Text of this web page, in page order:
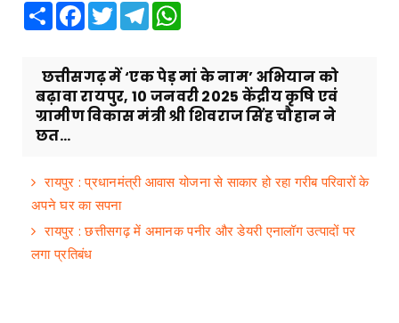
Share Facebook
TwitterTelegram
छत्तीसगढ़ में ‘एक पेड़ मां के नाम’ अभियान को
बढ़ावा रायपुर, 10 जनवरी 2025 केंद्रीय कृषि एवं
ग्रामीण विकास मंत्री श्री शिवराज सिंह चौहान ने
छत...
रायपुर : प्रधानमंत्री आवास योजना से साकार हो रहा गरीब परिवारों के
अपने घर का सपना
रायपुर : छत्तीसगढ़ में अमानक पनीर और डेयरी एनालॉग उत्पादों पर
लगा प्रतिबंध